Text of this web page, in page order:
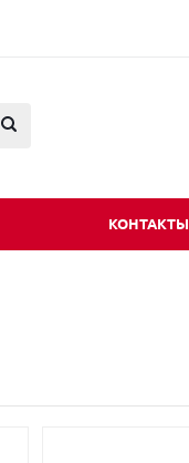
КОНТАКТЫ